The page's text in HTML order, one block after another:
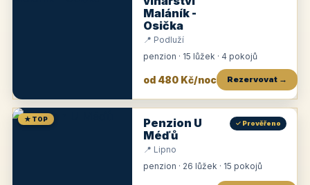
Maláník -
Osička
📍 Podluží
penzion · 15 lůžek · 4 pokojů
od 480 Kč/noc Rezervovat →
★ TOP
Penzion U
Méďů
✓ Prověřeno
📍 Lipno
penzion · 26 lůžek · 15 pokojů